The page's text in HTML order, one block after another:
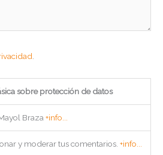
sobre protección de datos
Braza +info...
y moderar tus comentarios. +info...